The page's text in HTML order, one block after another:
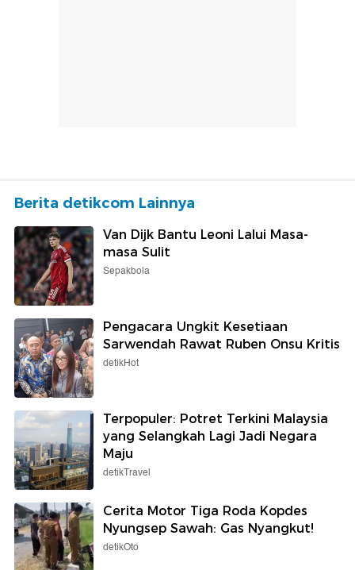
Berita detikcom Lainnya
Van Dijk Bantu Leoni Lalui Masa-
masa Sulit
Sepakbola
Pengacara Ungkit Kesetiaan
Sarwendah Rawat Ruben Onsu Kritis
detikHot
Terpopuler: Potret Terkini Malaysia
yang Selangkah Lagi Jadi Negara
Maju
detikTravel
Cerita Motor Tiga Roda Kopdes
Nyungsep Sawah: Gas Nyangkut!
detikOto